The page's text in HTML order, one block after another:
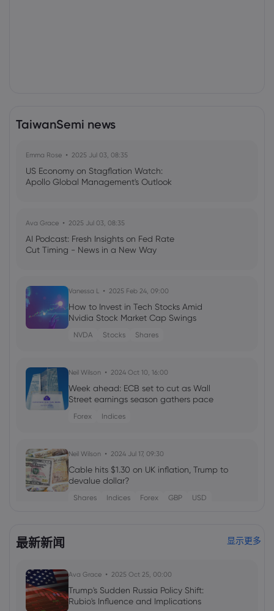
TaiwanSemi news
Emma Rose 2025 Jul 03, 08:35
US Economy on Stagflation Watch:
Apollo Global Management's Outlook
Ava Grace 2025 Jul 03, 08:35
AI Podcast: Fresh Insights on Fed Rate
Cut Timing - News in a New Way
Vanessa L 2025 Feb 24, 09:00
How to Invest in Tech Stocks Amid
Nvidia Stock Market Cap Swings
NVDA Stocks Shares
Neil Wilson 2024 Oct 10, 16:00
Week ahead: ECB set to cut as Wall
Street earnings season gathers pace
Forex Indices
Neil Wilson 2024 Jul 17, 09:30
Cable hits $1.30 on UK inflation, Trump to
devalue dollar?
Shares Indices Forex GBP USD
Forex Indices
最新新闻 显示更多
Ava Grace 2025 Oct 25, 00:00
Trump's Sudden Russia Policy Shift:
Rubio's Influence and Implications